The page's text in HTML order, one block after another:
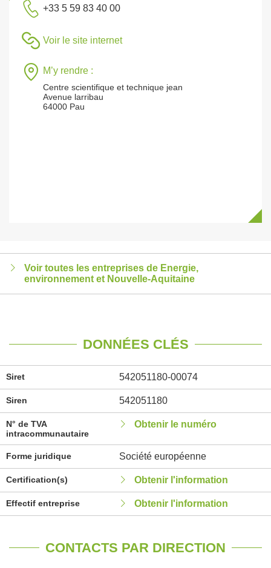
+33 5 59 83 40 00
Voir le site internet
M’y rendre :
Centre scientifique et technique jean
Avenue larribau
64000 Pau
Voir toutes les entreprises de Energie,
environnement et Nouvelle-Aquitaine
DONNÉES CLÉS
Siret 542051180-00074
Siren 542051180
N° de TVA
intracommunautaire
Obtenir le numéro
Forme juridique Société européenne
Certification(s) Obtenir l'information
Effectif entreprise Obtenir l'information
CONTACTS PAR DIRECTION